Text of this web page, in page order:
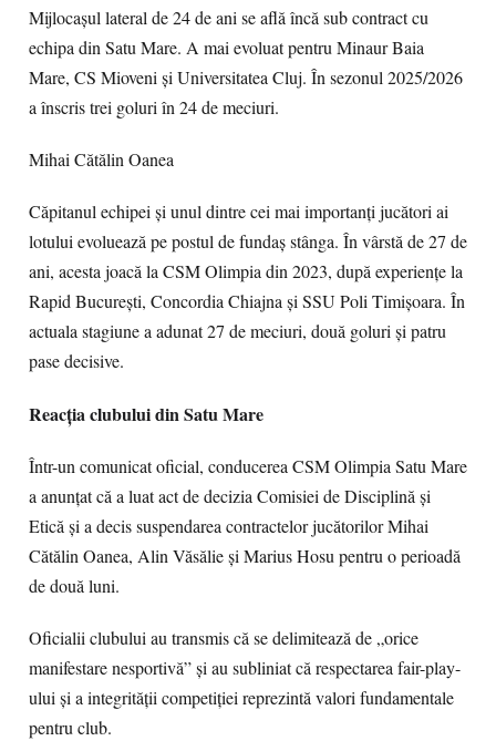
Mijlocașul lateral de 24 de ani se află încă sub contract cu
echipa din Satu Mare. A mai evoluat pentru Minaur Baia
Mare, CS Mioveni și Universitatea Cluj. În sezonul 2025/2026
a înscris trei goluri în 24 de meciuri.
Mihai Cătălin Oanea
Căpitanul echipei și unul dintre cei mai importanți jucători ai
lotului evoluează pe postul de fundaș stânga. În vârstă de 27 de
ani, acesta joacă la CSM Olimpia din 2023, după experiențe la
Rapid București, Concordia Chiajna și SSU Poli Timișoara. În
actuala stagiune a adunat 27 de meciuri, două goluri și patru
pase decisive.
Reacția clubului din Satu Mare
Într-un comunicat oficial, conducerea CSM Olimpia Satu Mare
a anunțat că a luat act de decizia Comisiei de Disciplină și
Etică și a decis suspendarea contractelor jucătorilor Mihai
Cătălin Oanea, Alin Văsălie și Marius Hosu pentru o perioadă
de două luni.
Oficialii clubului au transmis că se delimitează de „orice
manifestare nesportivă” și au subliniat că respectarea fair-play-
ului și a integrității competiției reprezintă valori fundamentale
pentru club.